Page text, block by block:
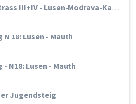
III+IV - Lusen-Modrava-Kasperské Hory
18: Lusen - Mauth
N18: Lusen - Mauth
Jugendsteig